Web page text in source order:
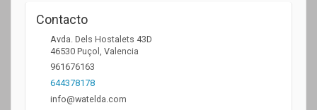
Contacto
Avda. Dels Hostalets 43D
46530 Puçol , Valencia
961676163
644378178
info@watelda.com